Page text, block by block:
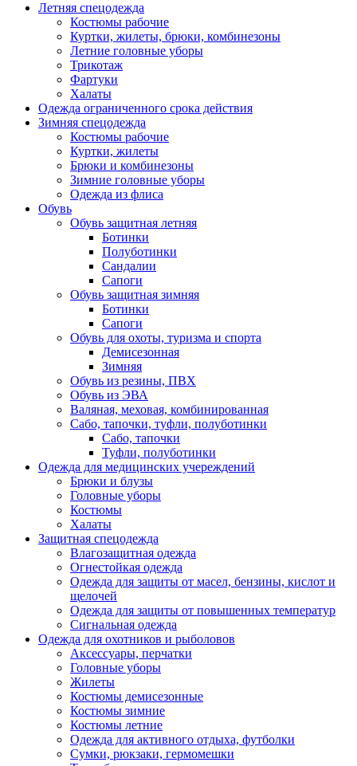
Летняя спецодежда
Костюмы рабочие
Куртки, жилеты, брюки, комбинезоны
Летние головные уборы
Трикотаж
Фартуки
Халаты
Одежда ограниченного срока действия
Зимняя спецодежда
Костюмы рабочие
Куртки, жилеты
Брюки и комбинезоны
Зимние головные уборы
Одежда из флиса
Обувь
Обувь защитная летняя
Ботинки
Полуботинки
Сандалии
Сапоги
Обувь защитная зимняя
Ботинки
Сапоги
Обувь для охоты, туризма и спорта
Демисезонная
Зимняя
Обувь из резины, ПВХ
Обувь из ЭВА
Валяная, меховая, комбинированная
Сабо, тапочки, туфли, полуботинки
Сабо, тапочки
Туфли, полуботинки
Одежда для медицинских учереждений
Брюки и блузы
Головные уборы
Костюмы
Халаты
Защитная спецодежда
Влагозащитная одежда
Огнестойкая одежда
Одежда для защиты от масел, бензины, кислот и
щелочей
Одежда для защиты от повышенных температур
Сигнальная одежда
Одежда для охотников и рыболовов
Аксессуары, перчатки
Головные уборы
Жилеты
Костюмы демисезонные
Костюмы зимние
Костюмы летние
Одежда для активного отдыха, футболки
Сумки, рюкзаки, гермомешки